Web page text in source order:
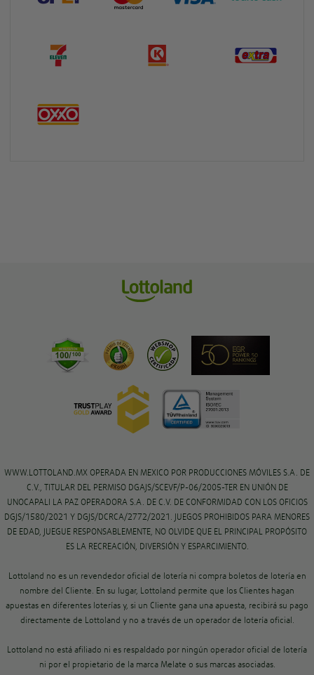
WWW.LOTTOLAND.MX OPERADA EN MEXICO POR PRODUCCIONES MÓVILES S.A. DE
C.V., TITULAR DEL PERMISO DGAJS/SCEVF/P-06/2005-TER EN UNIÓN DE
UNOCAPALI LA PAZ OPERADORA S.A. DE C.V. DE CONFORMIDAD CON LOS OFICIOS
DGJS/1580/2021 Y DGJS/DCRCA/2772/2021. JUEGOS PROHIBIDOS PARA MENORES
DE EDAD, JUEGUE RESPONSABLEMENTE, NO OLVIDE QUE EL PRINCIPAL PROPÓSITO
ES LA RECREACIÓN, DIVERSIÓN Y ESPARCIMIENTO.
Lottoland no es un revendedor oficial de lotería ni compra boletos de lotería en
nombre del Cliente. En su lugar, Lottoland permite que los Clientes hagan
apuestas en diferentes loterías y, si un Cliente gana una apuesta, recibirá su pago
directamente de Lottoland y no a través de un operador de lotería oficial.
Lottoland no está afiliado ni es respaldado por ningún operador oficial de lotería
ni por el propietario de la marca Melate o sus marcas asociadas.